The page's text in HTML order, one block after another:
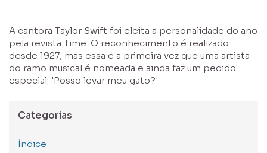
A cantora Taylor Swift foi eleita a personalidade do ano
pela revista Time. O reconhecimento é realizado
desde 1927, mas essa é a primeira vez que uma artista
do ramo musical é nomeada e ainda faz um pedido
especial: 'Posso levar meu gato?'
Categorias
Índice